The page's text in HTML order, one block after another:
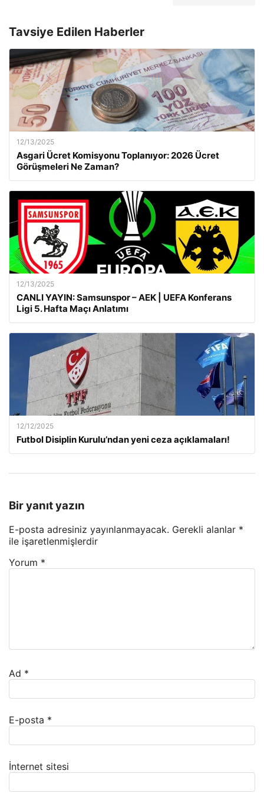
Tavsiye Edilen Haberler
12/13/2025
Asgari Ücret Komisyonu Toplanıyor: 2026 Ücret
Görüşmeleri Ne Zaman?
12/13/2025
CANLI YAYIN: Samsunspor – AEK | UEFA Konferans
Ligi 5. Hafta Maçı Anlatımı
12/12/2025
Futbol Disiplin Kurulu’ndan yeni ceza açıklamaları!
Bir yanıt yazın
E-posta adresiniz yayınlanmayacak. Gerekli alanlar *
ile işaretlenmişlerdir
Yorum *
Ad *
E-posta *
İnternet sitesi